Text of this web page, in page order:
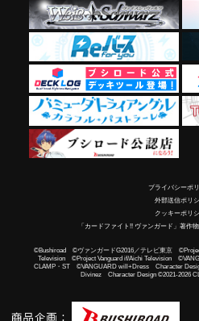
プライバシーポ
外部送信ポリ
クッキーポリ
「カードファイト!! ヴァンガード」著作
©Bushiroad ©ヴァンガードG2016／テレビ東京
Television ©Project Vanguard if/Aichi Television
CLAMP・ST ©VANGUARD will+Dress Character
Divinez Character Design ©2021-2026